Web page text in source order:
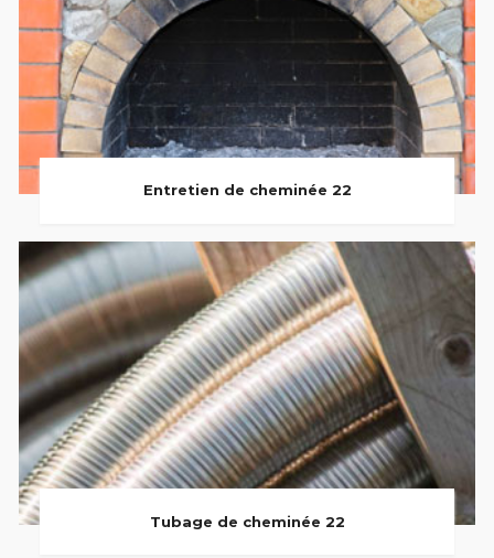
Entretien de cheminée 22
Tubage de cheminée 22